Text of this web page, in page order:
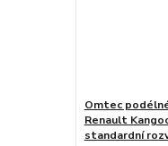
Omtec
Renault
standardní